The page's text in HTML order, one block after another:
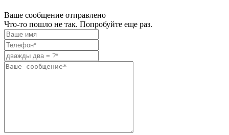
Ваше сообщение отправлено
Что-то пошло не так. Попробуйте еще раз.